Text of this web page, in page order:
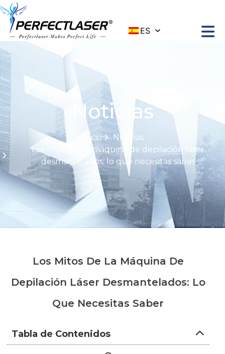
ES
Noticias
Inicio
Noticias
Los mitos de la máquina de depilación láser
desmantelados: lo que necesitas saber
Los Mitos De La Máquina De
Depilación Láser Desmantelados: Lo
Que Necesitas Saber
Tabla de Contenidos